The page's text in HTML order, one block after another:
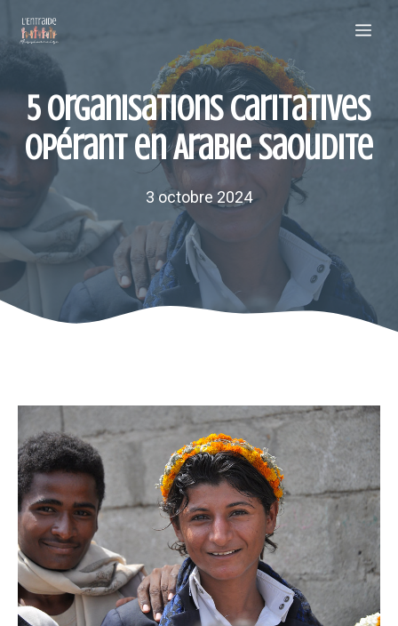
contenu
5 organisations caritatives
opérant en Arabie Saoudite
3 octobre 2024